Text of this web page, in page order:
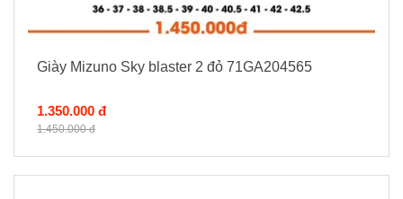
Giày Mizuno Sky blaster 2 đỏ 71GA204565
1.350.000 đ
1.450.000 đ